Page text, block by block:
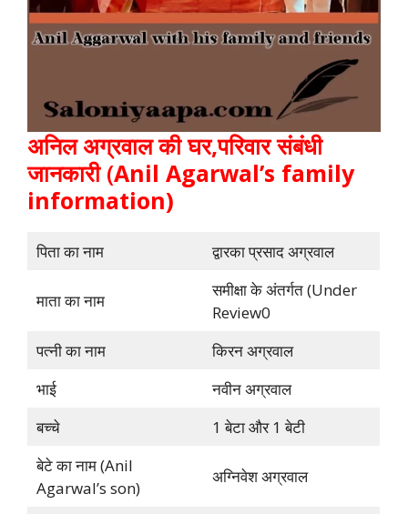
अनिल अग्रवाल की घर,परिवार संबंधी
जानकारी(Anil Agarwal’s family
information)
पिता का नाम द्वारका प्रसाद अग्रवाल
माता का नाम
समीक्षा के अंतर्गत (Under
Review0
पत्नी का नाम
किरन अग्रवाल
भाई
नवीन अग्रवाल
बच्चे
1 बेटा और 1 बेटी
बेटे का नाम (Anil
Agarwal’s son)
अग्निवेश अग्रवाल